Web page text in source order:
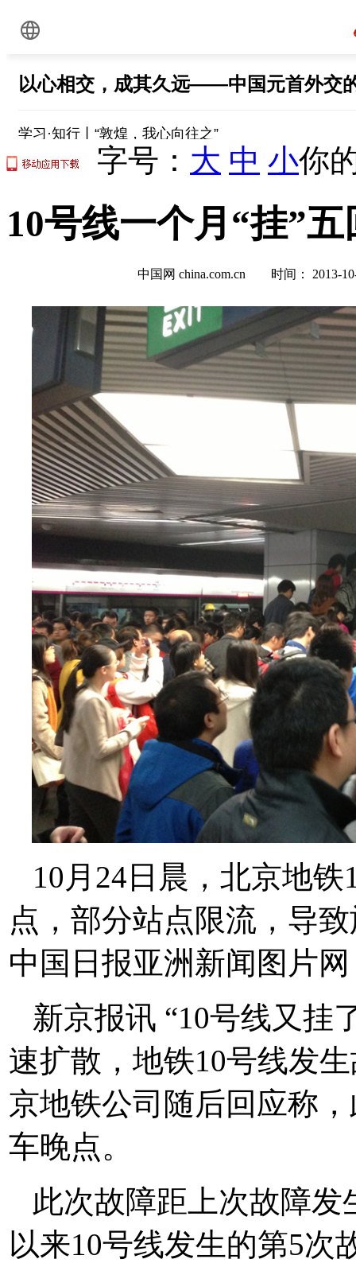
字号： 大 中 小你
10号线一个月“挂”
中国网 china.com.cn 时间：
10月24日晨，北京地
点，部分站点限流，导
中国日报亚洲新闻图片网
新京报讯 “10号线又挂
速扩散，地铁10号线发
京地铁公司随后回应称
车晚点。
此次故障距上次故障发
以来10号线发生的第5次